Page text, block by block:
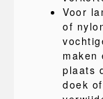
Voor
of
maken
plaats
doek